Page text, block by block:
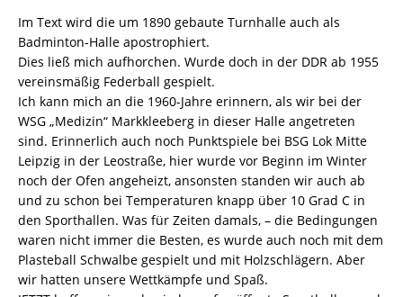
Im Text wird die um 1890 gebaute Turnhalle auch als
Badminton-Halle apostrophiert.
Dies ließ mich aufhorchen. Wurde doch in der DDR ab 1955
vereinsmäßig Federball gespielt.
Ich kann mich an die 1960-Jahre erinnern, als wir bei der
WSG „Medizin“ Markkleeberg in dieser Halle angetreten
sind. Erinnerlich auch noch Punktspiele bei BSG Lok Mitte
Leipzig in der Leostraße, hier wurde vor Beginn im Winter
noch der Ofen angeheizt, ansonsten standen wir auch ab
und zu schon bei Temperaturen knapp über 10 Grad C in
den Sporthallen. Was für Zeiten damals, – die Bedingungen
waren nicht immer die Besten, es wurde auch noch mit dem
Plasteball Schwalbe gespielt und mit Holzschlägern. Aber
wir hatten unsere Wettkämpfe und Spaß.